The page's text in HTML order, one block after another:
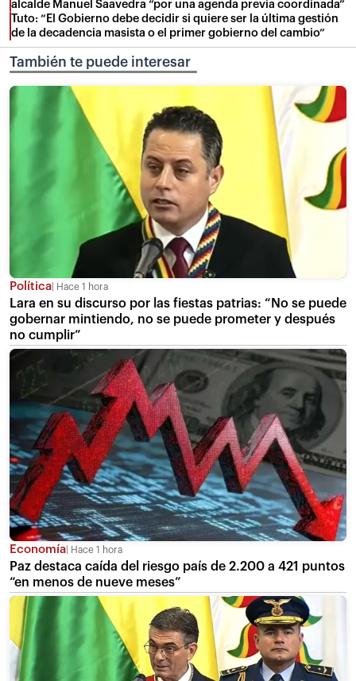
alcalde Manuel Saavedra “por una agenda previa coordinada”
Tuto: “El Gobierno debe decidir si quiere ser la última gestión
de la decadencia masista o el primer gobierno del cambio”
También te puede interesar
Política Hace 1 hora
Lara en su discurso por las fiestas patrias: “No se puede
gobernar mintiendo, no se puede prometer y después
no cumplir”
Economía Hace 1 hora
Paz destaca caída del riesgo país de 2.200 a 421 puntos
“en menos de nueve meses”